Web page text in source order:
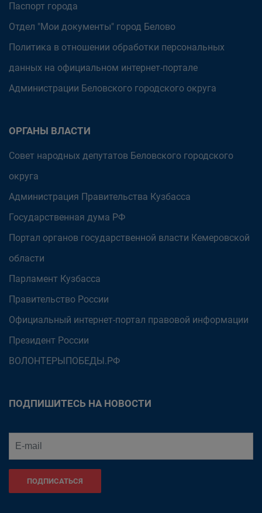
Паспорт города
Отдел "Мои документы" город Белово
Политика в отношении обработки персональных
данных на официальном интернет-портале
Администрации Беловского городского округа
ОРГАНЫ ВЛАСТИ
Совет народных депутатов Беловского городского
округа
Администрация Правительства Кузбасса
Государственная дума РФ
Портал органов государственной власти Кемеровской
области
Парламент Кузбасса
Правительство России
Официальный интернет-портал правовой информации
Президент России
ВОЛОНТЕРЫПОБЕДЫ.РФ
ПОДПИШИТЕСЬ НА НОВОСТИ
ПОДПИСАТЬСЯ